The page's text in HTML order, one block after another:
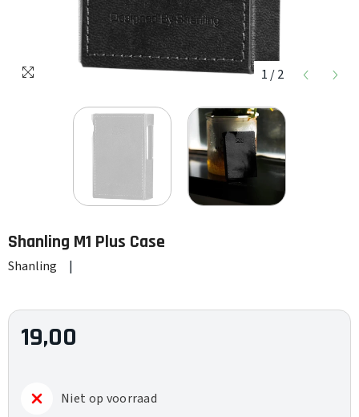
Shanling M1 Plus Case
Shanling |
1 / 2
19,00
Niet op voorraad